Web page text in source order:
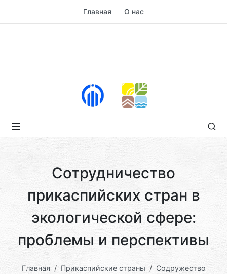
Главная О нас
Сотрудничество
прикаспийских стран в
экологической сфере:
проблемы и перспективы
Главная Прикаспийские страны
Содружество